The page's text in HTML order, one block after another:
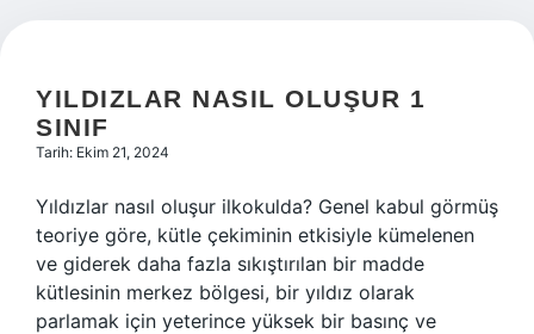
YILDIZLAR NASIL OLUŞUR 1
SINIF
Tarih: Ekim 21, 2024
Yıldızlar nasıl oluşur ilkokulda? Genel kabul görmüş
teoriye göre, kütle çekiminin etkisiyle kümelenen
ve giderek daha fazla sıkıştırılan bir madde
kütlesinin merkez bölgesi, bir yıldız olarak
parlamak için yeterince yüksek bir basınç ve